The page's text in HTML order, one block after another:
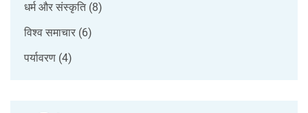
धर्म और संस्कृति (8)
विश्व समाचार (6)
पर्यावरण (4)